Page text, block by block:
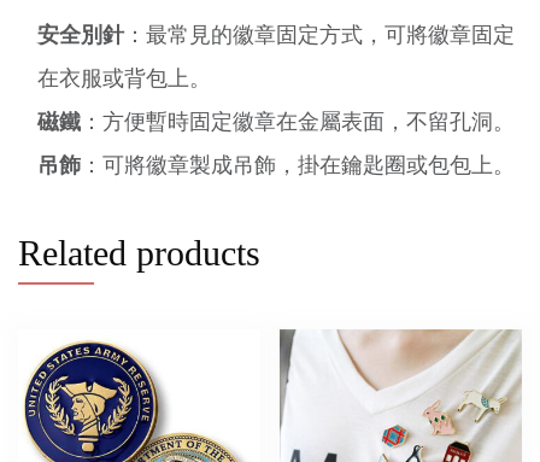
安全別針：最常見的徽章固定方式，可將徽章固定
在衣服或背包上。
磁鐵 ：方便暫時固定徽章在金屬表面，不留孔洞。
吊飾 ：可將徽章製成吊飾，掛在鑰匙圈或包包上。
Related products